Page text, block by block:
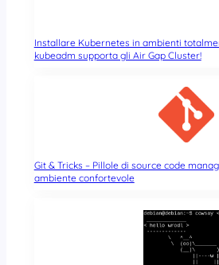
Installare Kubernetes in ambienti
kubeadm supporta gli Air Gap Cluster!
Git & Tricks – Pillole di source code
ambiente confortevole